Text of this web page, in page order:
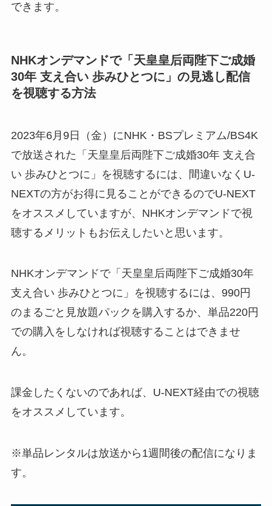
できます。
NHKオンデマンドで「天皇皇后両陛下ご成婚
30年 支え合い 歩みひとつに」の見逃し配信
を視聴する方法
2023年6月9日（金）にNHK・BSプレミアム/BS4K
で放送された「天皇皇后両陛下ご成婚30年 支え合
い 歩みひとつに」を視聴するには、間違いなくU-
NEXTの方がお得に見ることができるのでU-NEXT
をオススメしていますが、NHKオンデマンドで視
聴するメリットもお伝えしたいと思います。
NHKオンデマンドで「天皇皇后両陛下ご成婚30年
支え合い 歩みひとつに」を視聴するには、990円
のまるごと見放題パックを購入するか、単品220円
での購入をしなければ視聴することはできませ
ん。
課金したくないのであれば、U-NEXT経由での視聴
をオススメしています。
※単品レンタルは放送から1週間後の配信になりま
す。